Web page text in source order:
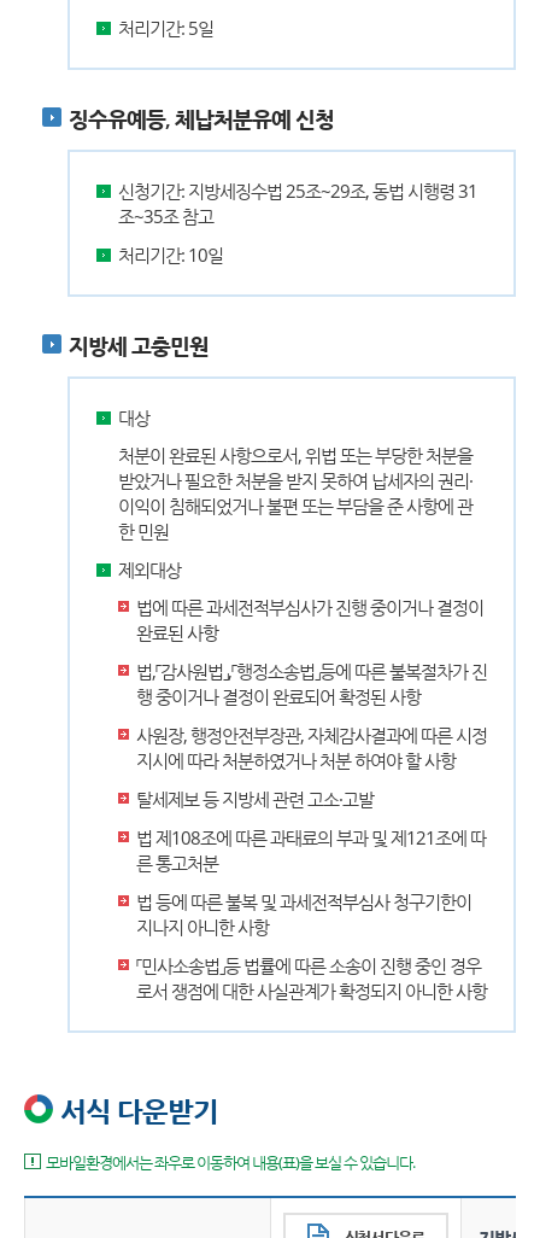
처리기간: 5일
징수유예등, 체납처분유예 신청
신청기간: 지방세징수법 25조~29조, 동법 시행령 31
조~35조 참고
처리기간: 10일
지방세 고충민원
대상
처분이 완료된 사항으로서, 위법 또는 부당한 처분을
받았거나 필요한 처분을 받지 못하여 납세자의 권리·
이익이 침해되었거나 불편 또는 부담을 준 사항에 관
한 민원
제외대상
법에 따른 과세전적부심사가 진행 중이거나 결정이
완료된 사항
법,「감사원법」,「행정소송법」등에 따른 불복절차가 진
행 중이거나 결정이 완료되어 확정된 사항
사원장, 행정안전부장관, 자체감사결과에 따른 시정
지시에 따라 처분하였거나 처분 하여야 할 사항
탈세제보 등 지방세 관련 고소·고발
법 제108조에 따른 과태료의 부과 및 제121조에 따
른 통고처분
법 등에 따른 불복 및 과세전적부심사 청구기한이
지나지 아니한 사항
「민사소송법」등 법률에 따른 소송이 진행 중인 경우
로서 쟁점에 대한 사실관계가 확정되지 아니한 사항
서식 다운받기
모바일환경에서는 좌우로 이동하여 내용(표)을 보실 수 있습니다.